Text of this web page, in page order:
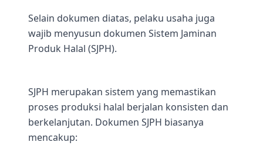
Selain dokumen diatas, pelaku usaha juga
wajib menyusun dokumen Sistem Jaminan
Produk Halal (SJPH).
SJPH merupakan sistem yang memastikan
proses produksi halal berjalan konsisten dan
berkelanjutan. Dokumen SJPH biasanya
mencakup: